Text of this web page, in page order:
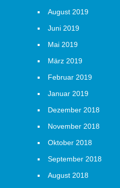
August 2019
Juni 2019
Mai 2019
März 2019
Februar 2019
Januar 2019
Dezember 2018
November 2018
Oktober 2018
September 2018
August 2018